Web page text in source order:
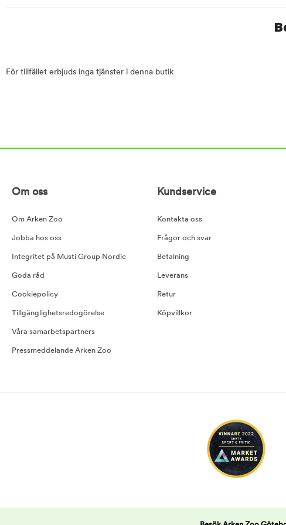
För tillfället erbjuds inga tjänster i denna butik
Om oss
Om Arken Zoo
Jobba hos oss
Integritet på Musti Group Nordic
Goda råd
Cookiepolicy
Tillgänglighetsredogörelse
Våra samarbetspartners
Pressmeddelande Arken Zoo
Kundservice
Kontakta oss
Frågor och svar
Betalning
Leverans
Retur
Köpvillkor